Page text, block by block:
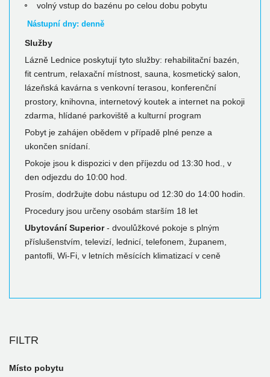
volný vstup do bazénu po celou dobu pobytu
Nástupní dny: denně
Služby
Lázně Lednice poskytují tyto služby: rehabilitační bazén,
fit centrum, relaxační místnost, sauna, kosmetický salon,
lázeňská kavárna s venkovní terasou, konferenční
prostory, knihovna, internetový koutek a internet na pokoji
zdarma, hlídané parkoviště a kulturní program
Pobyt je zahájen obědem v případě plné penze a
ukončen snídaní.
Pokoje jsou k dispozici v den příjezdu od 13:30 hod., v
den odjezdu do 10:00 hod.
Prosím, dodržujte dobu nástupu od 12:30 do 14:00 hodin.
Procedury jsou určeny osobám starším 18 let
Ubytování Superior- dvoulůžkové pokoje s plným
příslušenstvím, televizí, lednicí, telefonem, županem,
pantofli, Wi-Fi, v letních měsících klimatizací v ceně
FILTR
Místo pobytu